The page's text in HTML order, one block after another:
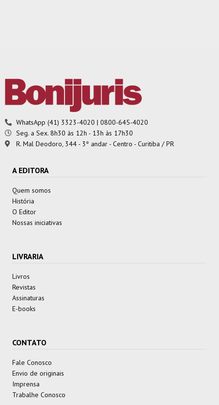
WhatsApp (41) 3323-4020 | 0800-645-4020
Seg. a Sex. 8h30 às 12h - 13h às 17h30
R. Mal Deodoro, 344 - 3º andar - Centro - Curitiba / PR
A EDITORA
Quem somos
História
O Editor
Nossas iniciativas
LIVRARIA
Livros
Revistas
Assinaturas
E-books
CONTATO
Fale Conosco
Envio de originais
Imprensa
Trabalhe Conosco